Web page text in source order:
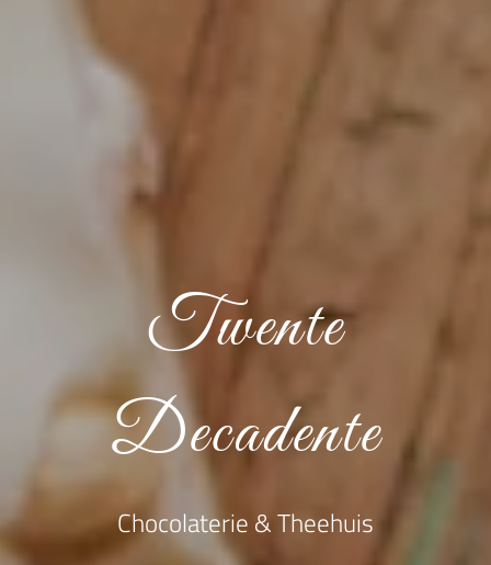
Twente
Decadente
Chocolaterie & Theehuis